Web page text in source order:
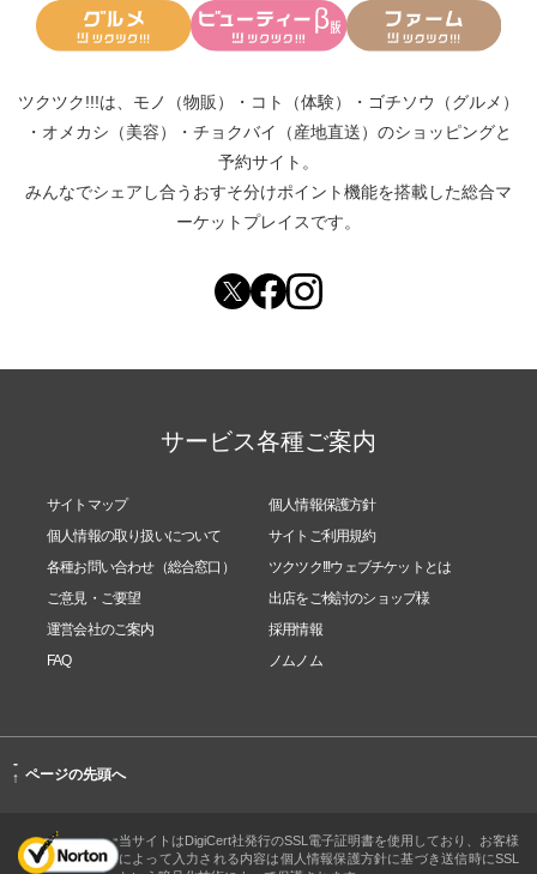
ツクツク!!!は、 モノ（物販） ・ コト（体験） ・ ゴチソウ（グルメ）
・ オメカシ（美容） ・ チョクバイ（産地直送） のショッピングと
予約サイト。
みんなでシェアし合う おすそ分けポイント機能を搭載した総合マ
ーケットプレイスです。
サービス各種ご案内
サイトマップ
個人情報保護方針
個人情報の取り扱いについて
サイトご利用規約
各種お問い合わせ（総合窓口）
ツクツク!!!ウェブチケットとは
ご意見・ご要望
出店をご検討のショップ様
運営会社のご案内
採用情報
FAQ
ノムノム
-
↑ ページの先頭へ
当サイトはDigiCert社発行のSSL電子証明書を使用しており、お客様
によって入力される内容は個人情報保護方針に基づき送信時にSSL